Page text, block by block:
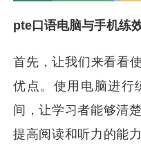
pte口语电脑与手机练
首先，让我们来看看
优点。使用电脑进行
间，让学习者能够清
提高阅读和听力的能